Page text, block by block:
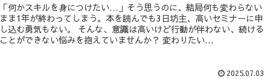
「何かスキルを身につけたい…」そう思うのに、結局何も変わらない
まま1年が終わってしまう。本を読んでも3日坊主、高いセミナーに申
し込む勇気もない。 そんな、意識は高いけど行動が伴わない、続ける
ことができない悩みを抱えていませんか？ 変わりたい...
2025.07.03